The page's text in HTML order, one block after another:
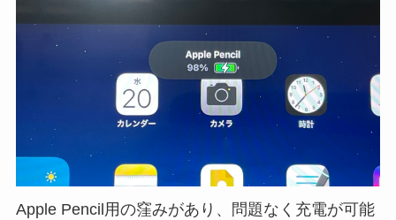
Apple Pencil用の窪みがあり、問題なく充電が可能